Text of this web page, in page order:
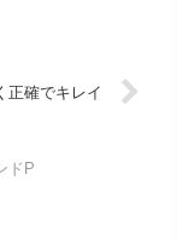
正確でキレイ
ドP